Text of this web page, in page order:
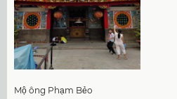
Mộ ông Phạm Bẻo